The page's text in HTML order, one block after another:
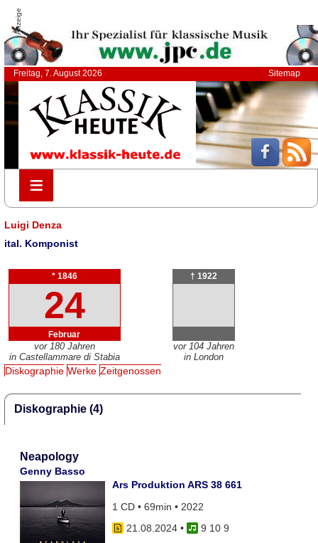
Anzeige
Freitag, 7. August 2026 Sitemap
≡
≡
Luigi Denza
ital. Komponist
* 1846
24
Februar
vor 180 Jahren
in Castellammare di Stabia
† 1922
vor 104 Jahren
in London
Diskographie Werke Zeitgenossen
Diskographie (4)
Neapology
Genny Basso
Ars Produktion ARS 38 661
1 CD • 69min • 2022
21.08.2024•
9 10 9